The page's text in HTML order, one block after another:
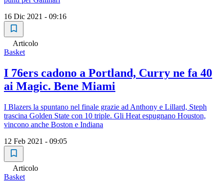
16 Dic 2021 - 09:16
Articolo
Basket
I 76ers cadono a Portland, Curry ne fa 40
ai Magic. Bene Miami
I Blazers la spuntano nel finale grazie ad Anthony e Lillard, Steph
trascina Golden State con 10 triple. Gli Heat espugnano Houston,
vincono anche Boston e Indiana
12 Feb 2021 - 09:05
Articolo
Basket